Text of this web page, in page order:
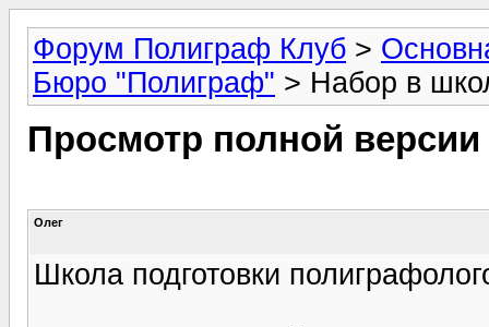
Форум Полиграф Клуб >
Бюро "Полиграф" > Набор в
Просмотр полной
Олег
Школа подготовки